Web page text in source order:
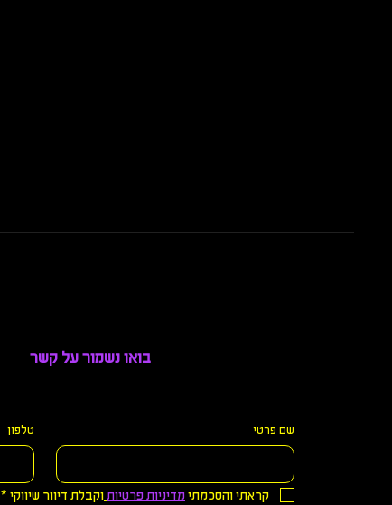
בואו נשמור על קשר
שם פרטי טלפון
קראתי והסכמתי מדיניות פרטיותוקבלת דיוור שיווקי *